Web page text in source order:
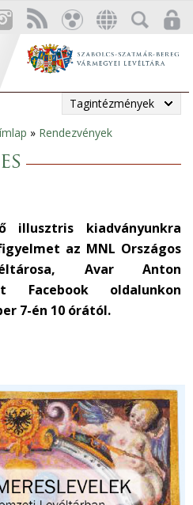
Tagintézmények
» Rendezvények
illusztris kiadványunkra
az MNL Országos
Avar Anton
Facebook oldalunkon
7-én 10 órától.